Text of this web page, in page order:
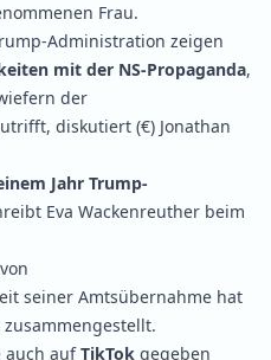
Frau.
Administration zeigen
mit der NS-Propaganda,
der
diskutiert (€) Jonathan
Jahr Trump-
Eva Wackenreuther beim
von
seiner Amtsübernahme hat
auch aufTikTok gegeben